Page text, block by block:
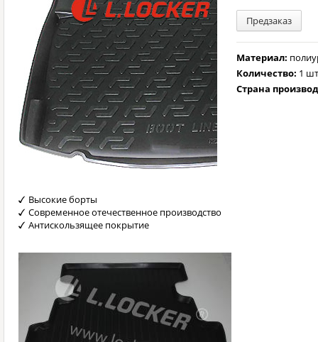
Предзаказ
Материал:
Количество: 1
Страна
Высокие борты
Современное отечественное производство
Антискользящее покрытие